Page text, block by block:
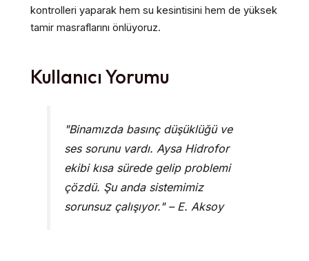
kontrolleri yaparak hem su kesintisini hem de yüksek
tamir masraflarını önlüyoruz.
Kullanıcı Yorumu
"Binamızda basınç düşüklüğü ve
ses sorunu vardı. Aysa Hidrofor
ekibi kısa sürede gelip problemi
çözdü. Şu anda sistemimiz
sorunsuz çalışıyor." – E. Aksoy